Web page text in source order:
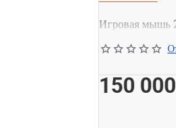
Игровая мышь
150